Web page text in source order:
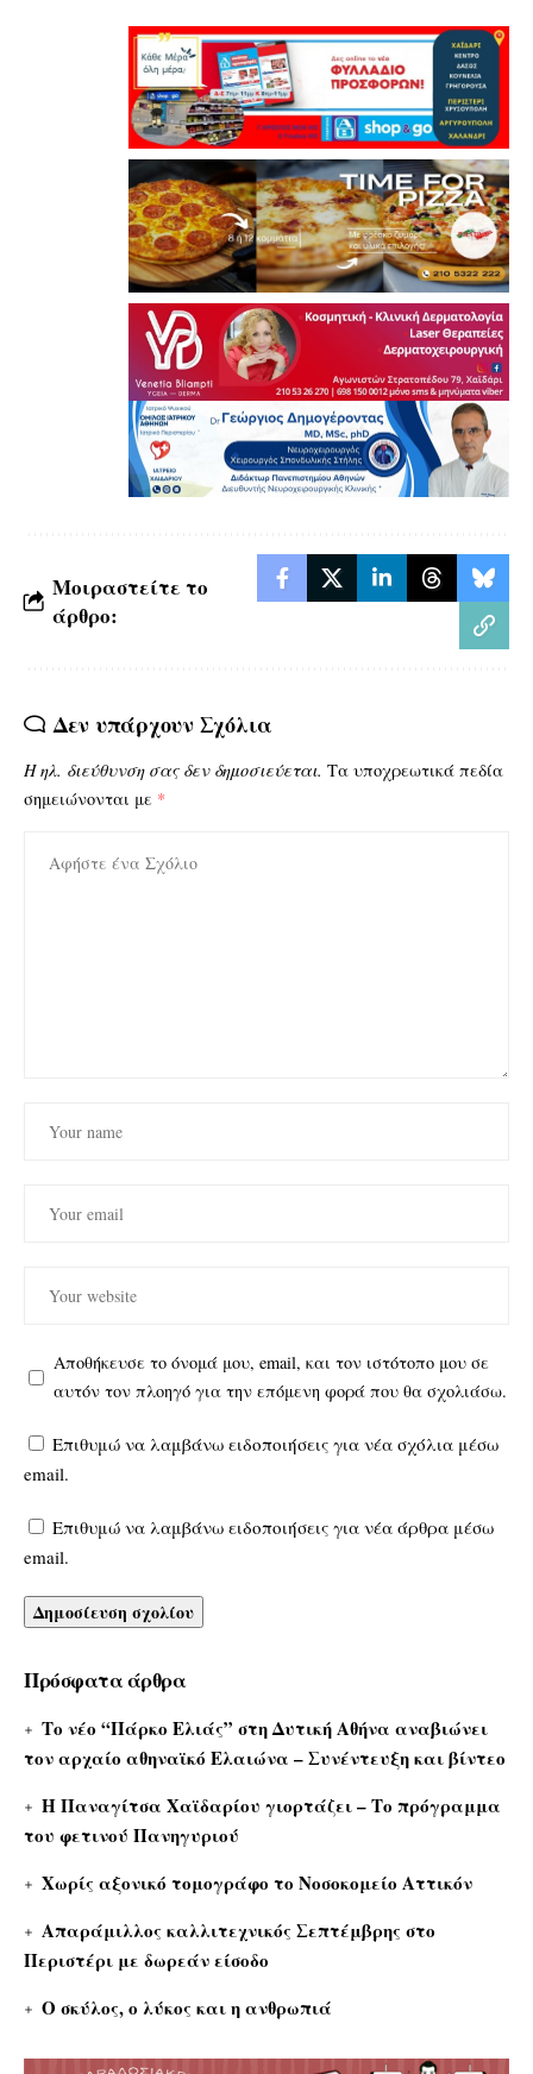
Μοιραστείτε το
άρθρο:
Δεν υπάρχουν Σχόλια
Η ηλ. διεύθυνση σας δεν δημοσιεύεται. Τα υποχρεωτικά πεδία
σημειώνονται με *
Αποθήκευσε το όνομά μου, email, και τον ιστότοπο μου σε
αυτόν τον πλοηγό για την επόμενη φορά που θα σχολιάσω.
Επιθυμώ να λαμβάνω ειδοποιήσεις για νέα σχόλια μέσω
email.
Επιθυμώ να λαμβάνω ειδοποιήσεις για νέα άρθρα μέσω
email.
Πρόσφατα άρθρα
Το νέο “Πάρκο Ελιάς” στη Δυτική Αθήνα αναβιώνει
τον αρχαίο αθηναϊκό Ελαιώνα – Συνέντευξη και βίντεο
Η Παναγίτσα Χαϊδαρίου γιορτάζει – Το πρόγραμμα
του φετινού Πανηγυριού
Χωρίς αξονικό τομογράφο το Νοσοκομείο Αττικόν
Απαράμιλλος καλλιτεχνικός Σεπτέμβρης στο
Περιστέρι με δωρεάν είσοδο
Ο σκύλος, ο λύκος και η ανθρωπιά